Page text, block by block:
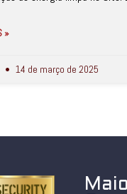
»
14 de março de 2025